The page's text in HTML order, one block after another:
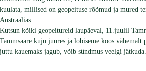
kuulata, millised on geopeituse rõõmud ja mured
Austraalias.
Kutsun kõiki geopeitureid laupäeval, 11.juulil
Tammsaare kuju juures ja lobiseme koos
juttu kauemaks jagub, võib sündmus veelgi